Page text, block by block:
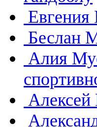
Евгения
Беслан
Алия
Алексей